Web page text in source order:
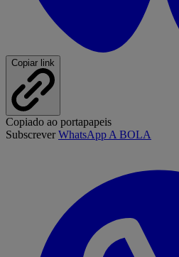
Copiar link
Copiado ao portapapeis
SubscreverWhatsApp A BOLA